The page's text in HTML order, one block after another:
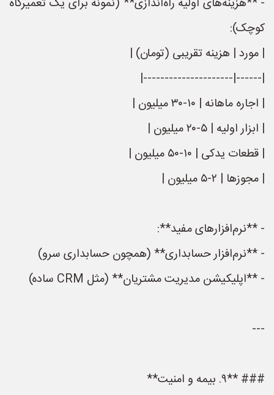
- **هزینه‌های اولیه راه‌اندازی** (نمونه برای یک تعمیرگاه
کوچک):
| مورد | هزینه تقریبی (تومان) |
|------|---------------------|
| اجاره ماهانه | ۱۰-۳۰ میلیون |
| ابزار اولیه | ۵-۲۰ میلیون |
| قطعات یدکی | ۱۰-۵۰ میلیون |
| مجوزها | ۲-۵ میلیون |
- **نرم‌افزارهای مفید**:
- **نرم‌افزار حسابداری** (همچون حسابداری سرو)
- **اپلیکیشن مدیریت مشتریان** (مثل CRM ساده)
---
### **۹. بیمه و امنیت**